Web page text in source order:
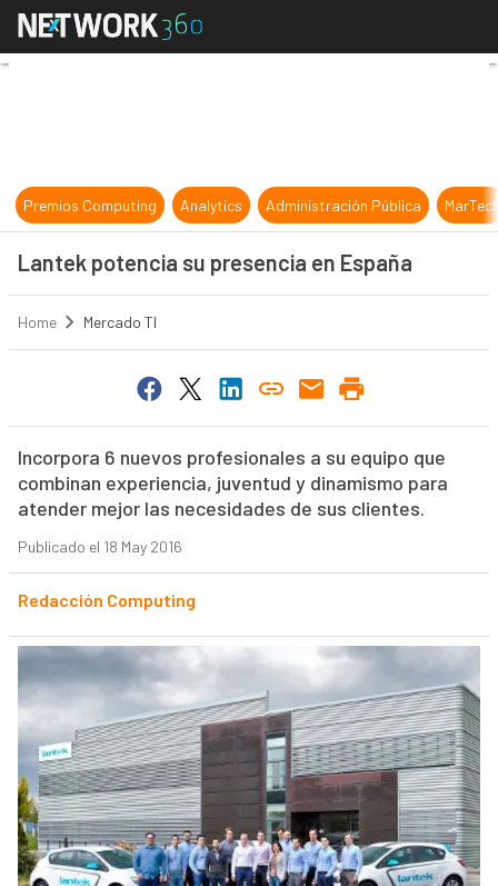
Lantek potencia su presencia en
Premios Computing Analytics Administración Pública
Lantek potencia su presencia en España
Home Mercado TI
Incorpora 6 nuevos profesionales a su equipo que
combinan experiencia, juventud y dinamismo para
atender mejor las necesidades de sus clientes.
Publicado el 18 May 2016
Redacción Computing